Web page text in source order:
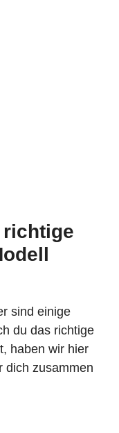
sind einige
du das richtige
haben wir hier
dich zusammen